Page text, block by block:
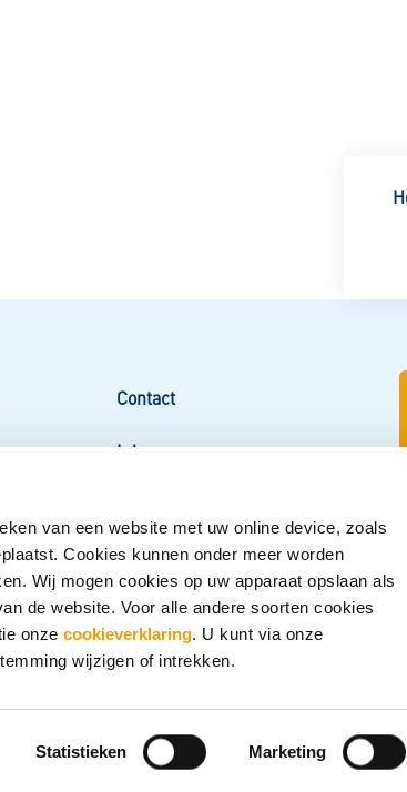
van een website met uw online device, zoals
Cookies kunnen onder meer worden
Wij mogen cookies op uw apparaat opslaan als
de website. Voor alle andere soorten cookies
onzecookieverklaring. U kunt via onze
wijzigen of intrekken.
Statistieken Marketing
Contact
Inloggen
Privacy